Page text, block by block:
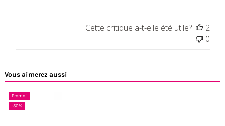
Cette critique a-t-elle été utile?
2
0
Vous aimerez aussi
Promo !
-50%